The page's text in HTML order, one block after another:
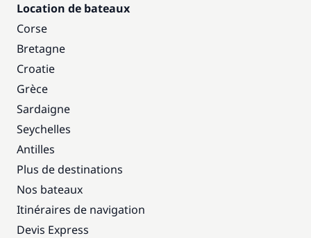
Location de bateaux
Corse
Bretagne
Croatie
Grèce
Sardaigne
Seychelles
Antilles
Plus de destinations
Nos bateaux
Itinéraires de navigation
Devis Express